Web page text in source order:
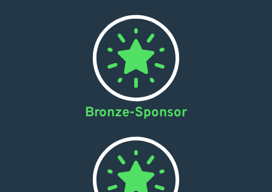
Bronze-Sponsor